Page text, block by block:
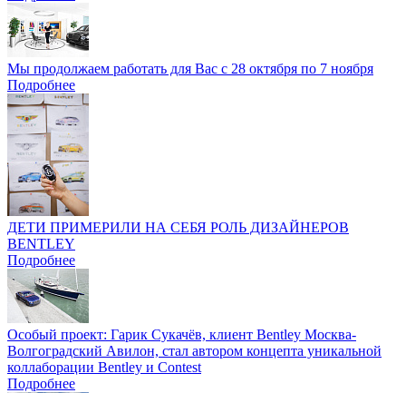
Мы продолжаем работать для Вас с 28 октября по 7 ноября
Подробнее
ДЕТИ ПРИМЕРИЛИ НА СЕБЯ РОЛЬ ДИЗАЙНЕРОВ
BENTLEY
Подробнее
Особый проект: Гарик Сукачёв, клиент Bentley Москва-
Волгоградский Авилон, стал автором концепта уникальной
коллаборации Bentley и Contest
Подробнее